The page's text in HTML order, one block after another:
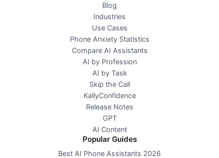
Blog
Industries
Use Cases
Phone Anxiety Statistics
Compare AI Assistants
AI by Profession
AI by Task
Skip the Call
KallyConfidence
Release Notes
GPT
AI Content
Popular Guides
Best AI Phone Assistants 2026